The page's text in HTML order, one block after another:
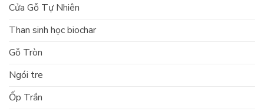
Cửa Gỗ Tự Nhiên
Than sinh học biochar
Gỗ Tròn
Ngói tre
Ốp Trần